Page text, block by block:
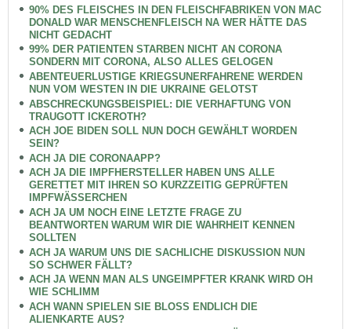
90% DES FLEISCHES IN DEN FLEISCHFABRIKEN VON MAC
DONALD WAR MENSCHENFLEISCH NA WER HÄTTE DAS
NICHT GEDACHT
99% DER PATIENTEN STARBEN NICHT AN CORONA
SONDERN MIT CORONA, ALSO ALLES GELOGEN
ABENTEUERLUSTIGE KRIEGSUNERFAHRENE WERDEN
NUN VOM WESTEN IN DIE UKRAINE GELOTST
ABSCHRECKUNGSBEISPIEL: DIE VERHAFTUNG VON
TRAUGOTT ICKEROTH?
ACH JOE BIDEN SOLL NUN DOCH GEWÄHLT WORDEN
SEIN?
ACH JA DIE CORONAAPP?
ACH JA DIE IMPFHERSTELLER HABEN UNS ALLE
GERETTET MIT IHREN SO KURZZEITIG GEPRÜFTEN
IMPFWÄSSERCHEN
ACH JA UM NOCH EINE LETZTE FRAGE ZU
BEANTWORTEN WARUM WIR DIE WAHRHEIT KENNEN
SOLLTEN
ACH JA WARUM UNS DIE SACHLICHE DISKUSSION NUN
SO SCHWER FÄLLT?
ACH JA WENN MAN ALS UNGEIMPFTER KRANK WIRD OH
WIE SCHLIMM
ACH WANN SPIELEN SIE BLOSS ENDLICH DIE
ALIENKARTE AUS?